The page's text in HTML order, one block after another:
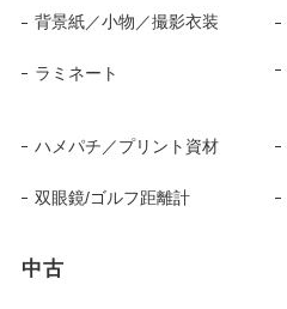
背景紙／小物／撮影衣装
ラミネート
ハメパチ／プリント資材
双眼鏡/ゴルフ距離計
中古